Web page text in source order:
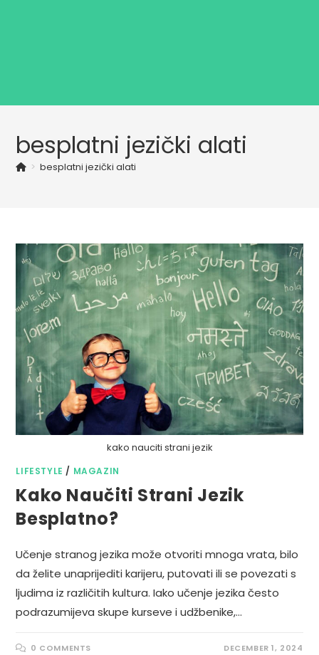
besplatni jezički alati
> besplatni jezički alati
kako nauciti strani jezik
LIFESTYLE / MAGAZIN
Kako Naučiti Strani Jezik
Besplatno?
Učenje stranog jezika može otvoriti mnoga vrata, bilo
da želite unaprijediti karijeru, putovati ili se povezati s
ljudima iz različitih kultura. Iako učenje jezika često
podrazumijeva skupe kurseve i udžbenike,…
0 COMMENTS DECEMBER 1, 2024